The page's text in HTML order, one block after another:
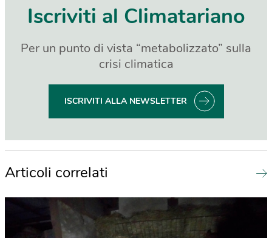
Iscriviti al Climatariano
Per un punto di vista “metabolizzato” sulla
crisi climatica
ISCRIVITI ALLA NEWSLETTER
Articoli correlati